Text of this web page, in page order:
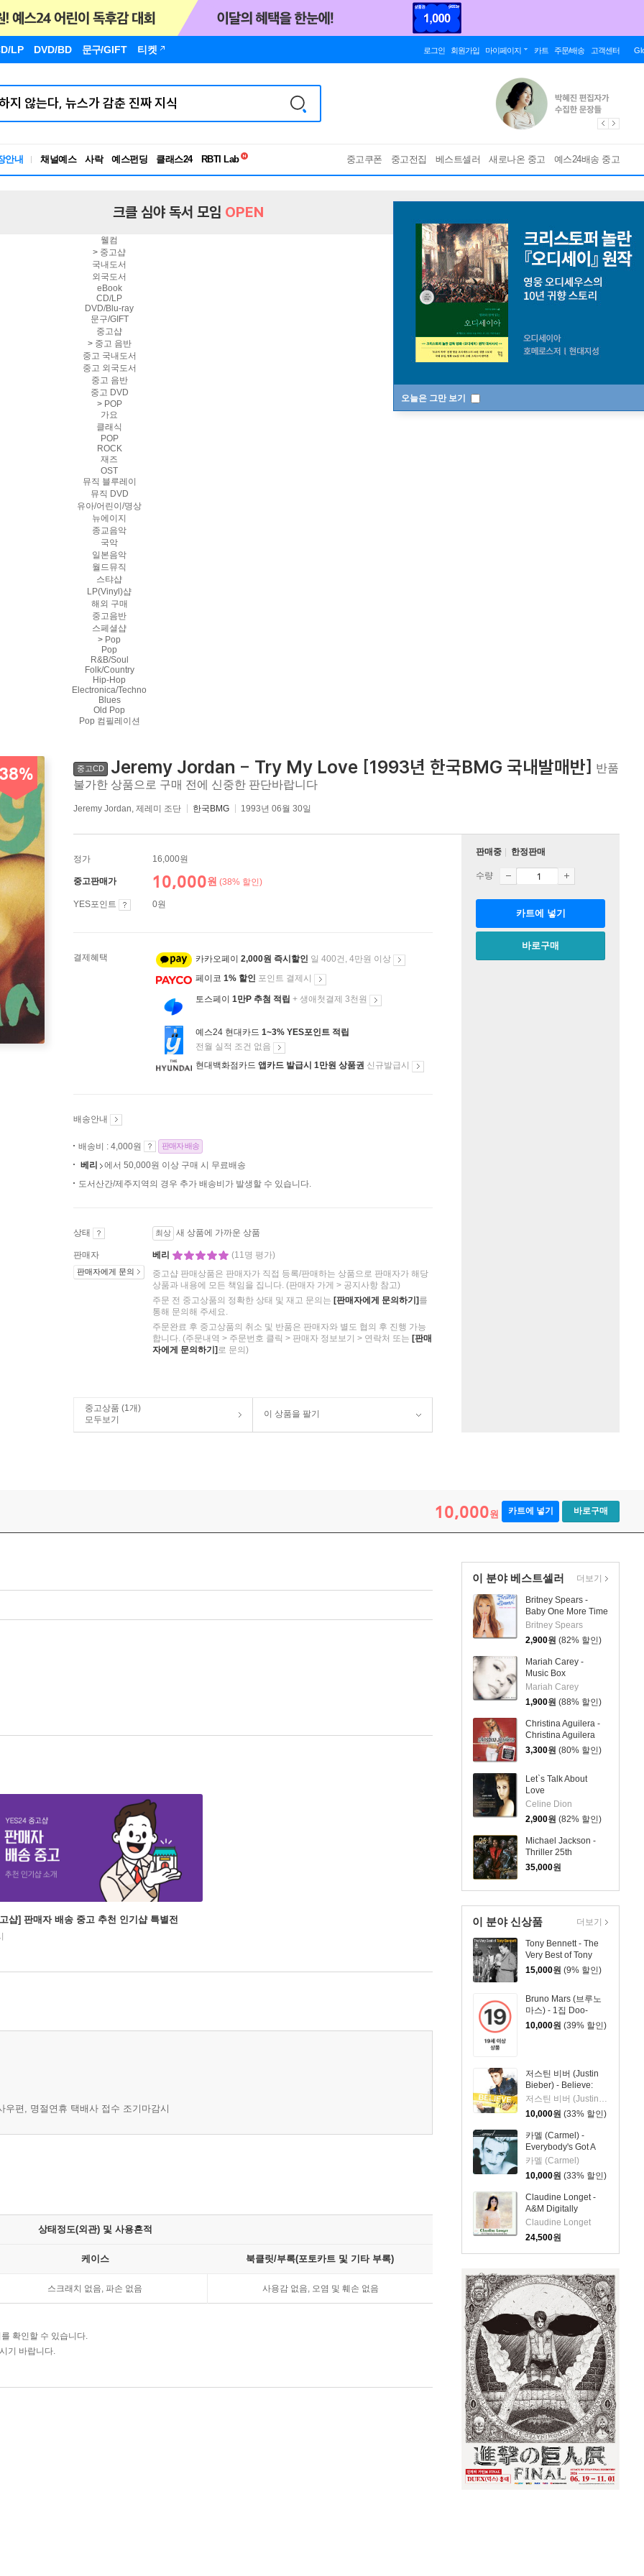
LP DVD/BD 문구/GIFT 티켓 로그인 회원가입 마이페이지 카트 주문/배송 고객센터
안내 채널예스 사락 예스펀딩 클래스24
독서유형검사
중고쿠폰 중고전집 베스트셀러 새로나온 중고 예스24배송 중고
오늘은 그만 보기
크클 심야 독서 모임 OPEN
웰컴
> 중고샵
국내도서
외국도서
eBook
CD/LP
DVD/Blu-ray
문구/GIFT
중고샵
> 중고 음반
중고 국내도서
중고 외국도서
중고 음반
중고 DVD
> POP
가요
클래식
POP
ROCK
재즈
OST
뮤직 블루레이
뮤직 DVD
유아/어린이/명상
뉴에이지
종교음악
국악
일본음악
월드뮤직
스탸샵
LP(Vinyl)샵
해외 구매
중고음반
스페셜샵
> Pop
Pop
R&B/Soul
Folk/Country
Hip-Hop
Electronica/Techno
Blues
Old Pop
Pop 컴필레이션
중고CD Jeremy Jordan - Try My Love [1993년 한국BMG 국내발매반] 반품
불가한 상품으로 구매 전에 신중한 판단바랍니다
Jeremy Jordan, 제레미 조단 한국BMG 1993년 06월 30일
정가 16,000원
중고판매가 10,000원 (38% 할인)
YES포인트 0원
결제혜택 카카오페이 2,000원 즉시할인 일 400건, 4만원 이상
페이코 1% 할인 포인트 결제시
토스페이 1만P 추첨 적립 + 생애첫결제 3천원
예스24 현대카드 1~3% YES포인트 적립
전월 실적 조건 없음
현대백화점카드 앱카드 발급시 1만원 상품권 신규발급시
배송안내
배송비 : 4,000원 판매자 배송
베리
에서 50,000원 이상 구매 시 무료배송
도서산간/제주지역의 경우 추가 배송비가 발생할 수 있습니다.
상태 최상 새 상품에 가까운 상품
판매자
판매자에게 문의
베리
(11명 평가)
중고샵 판매상품은 판매자가 직접 등록/판매하는 상품으로 판매자가 해당
상품과 내용에 모든 책임을 집니다. (판매자 가게 > 공지사항 참고)
주문 전 중고상품의 정확한 상태 및 재고 문의는 [판매자에게 문의하기] 를
통해 문의해 주세요.
주문완료 후 중고상품의 취소 및 반품은 판매자와 별도 협의 후 진행 가능
합니다. (주문내역 > 주문번호 클릭 > 판매자 정보보기 > 연락처 또는 [판매
자에게 문의하기] 로 문의)
중고상품 (1개)
모두보기
이 상품을 팔기
판매중 한정판매
수량
카트에 넣기
바로구매
10,000원 카트에 넣기 바로구매
이 분야 베스트셀러
Britney Spears -
Baby One More Time
Britney Spears
2,900원 (82% 할인)
Mariah Carey -
Music Box
Mariah Carey
1,900원 (88% 할인)
Christina Aguilera -
Christina Aguilera
3,300원 (80% 할인)
Let`s Talk About
Love
Celine Dion
2,900원 (82% 할인)
Michael Jackson -
Thriller 25th
Anniversary Edition
35,000원
더보기
이 분야 신상품
Tony Bennett - The
Very Best of Tony
Bennett
15,000원 (9% 할인)
Bruno Mars (브루노
마스) - 1집 Doo-
Wops & Hooligans
10,000원 (39% 할인)
저스틴 비버 (Justin
Bieber) - Believe:
Acoustic
저스틴 비버 (Justin Bieber)
10,000원 (33% 할인)
카멜 (Carmel) -
Everybody's Got A
Little...Soul
카멜 (Carmel)
10,000원 (33% 할인)
Claudine Longet -
A&M Digitally
Remastered Best
Claudine Longet
24,500원
더보기
샵] 판매자 배송 중고 추천 인기샵 특별전
편, 명절연휴 택배사 접수 조기마감시
상태정도(외관) 및 사용흔적
케이스 북클릿/부록(포토카트 및 기타 부록)
스크래치 없음, 파손 없음 사용감 없음, 오염 및 훼손 없음
확인할 수 있습니다.
기 바랍니다.